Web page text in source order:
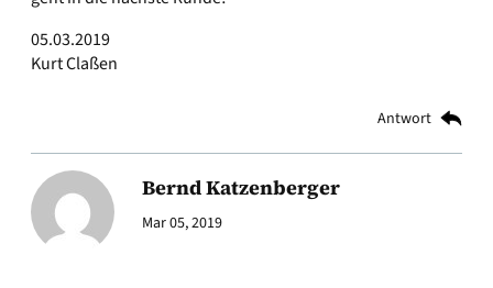
05.03.2019
Kurt Claßen
Antwort
Bernd Katzenberger
Mar 05, 2019